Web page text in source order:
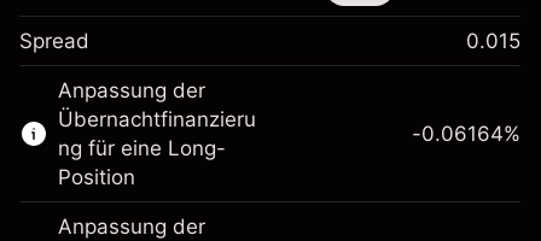
Dieses Finanzinstrument steht für das Traden
über CFDs und Knock-outs zur Verfügung.
Erfahren Sie mehr über:
CFDs
Knock-outs
Spread 0.015
Anpassung der
Übernachtfinanzieru
ng für eine Long-
Position
-0.06164%
Anpassung der